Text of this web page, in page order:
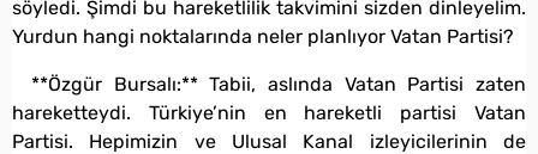
söyledi. Şimdi bu hareketlilik takvimini sizden dinleyelim.
Yurdun hangi noktalarında neler planlıyor Vatan Partisi?
**Özgür Bursalı:** Tabii, aslında Vatan Partisi zaten
hareketteydi. Türkiye’nin en hareketli partisi Vatan
Partisi. Hepimizin ve Ulusal Kanal izleyicilerinin de